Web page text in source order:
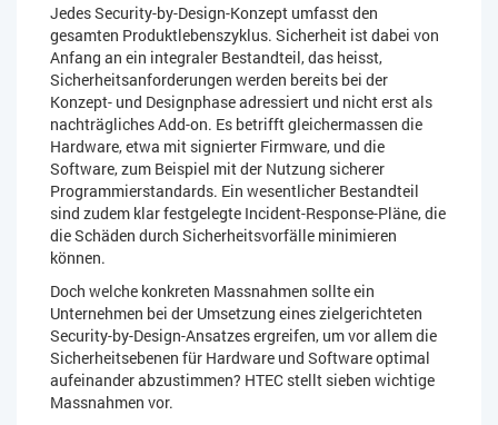
Jedes Security-by-Design-Konzept umfasst den
gesamten Produktlebenszyklus. Sicherheit ist dabei von
Anfang an ein integraler Bestandteil, das heisst,
Sicherheitsanforderungen werden bereits bei der
Konzept- und Designphase adressiert und nicht erst als
nachträgliches Add-on. Es betrifft gleichermassen die
Hardware, etwa mit signierter Firmware, und die
Software, zum Beispiel mit der Nutzung sicherer
Programmierstandards. Ein wesentlicher Bestandteil
sind zudem klar festgelegte Incident-Response-Pläne, die
die Schäden durch Sicherheitsvorfälle minimieren
können.
Doch welche konkreten Massnahmen sollte ein
Unternehmen bei der Umsetzung eines zielgerichteten
Security-by-Design-Ansatzes ergreifen, um vor allem die
Sicherheitsebenen für Hardware und Software optimal
aufeinander abzustimmen? HTEC stellt sieben wichtige
Massnahmen vor.